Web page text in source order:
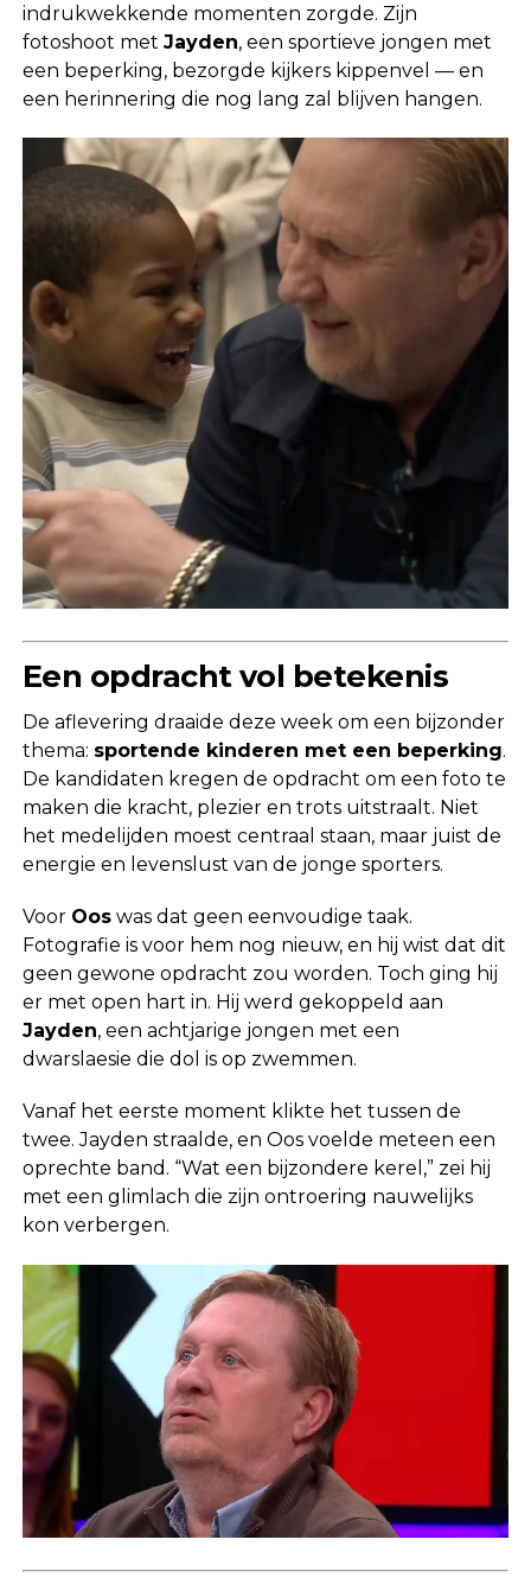
indrukwekkende momenten zorgde. Zijn
fotoshoot met Jayden, een sportieve jongen met
een beperking, bezorgde kijkers kippenvel — en
een herinnering die nog lang zal blijven hangen.
Een opdracht vol betekenis
De aflevering draaide deze week om een bijzonder
thema: sportende kinderen met een beperking.
De kandidaten kregen de opdracht om een foto te
maken die kracht, plezier en trots uitstraalt. Niet
het medelijden moest centraal staan, maar juist de
energie en levenslust van de jonge sporters.
Voor Ooswas dat geen eenvoudige taak.
Fotografie is voor hem nog nieuw, en hij wist dat dit
geen gewone opdracht zou worden. Toch ging hij
er met open hart in. Hij werd gekoppeld aan
Jayden, een achtjarige jongen met een
dwarslaesie die dol is op zwemmen.
Vanaf het eerste moment klikte het tussen de
twee. Jayden straalde, en Oos voelde meteen een
oprechte band. “Wat een bijzondere kerel,” zei hij
met een glimlach die zijn ontroering nauwelijks
kon verbergen.